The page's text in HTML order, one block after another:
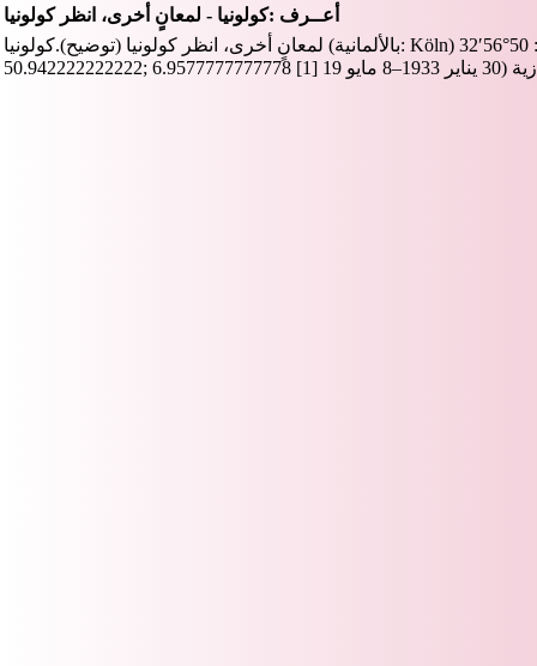
أعــرف :كولونيا - لمعانٍ أخرى، انظر كولونيا
لمعانٍ أخرى، انظر كولونيا (توضيح).كولونيا (بالألمانية: Köln) علم إحداثيات: 50°56′32″N 6°57′28″E / 50.942222222222°N 6.9577777777778°E /